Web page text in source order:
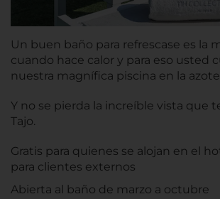
Un buen baño para refrescase es la
cuando hace calor y para eso usted
nuestra magnífica piscina en la
Y no se pierda la increíble vista que
Tajo.
Gratis para quienes se alojan en el
para clientes externos
Abierta al baño de marzo a octubre